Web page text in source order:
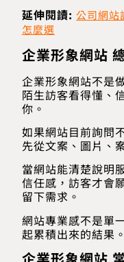
延伸閱讀: 公司網站
怎麼選
企業形象網站
企業形象網站不是
陌生訪客看得懂、
你。
如果網站目前詢問
先從文案、圖片、
當網站能清楚說明
信任感，訪客才會
留下需求。
網站專業感不是單
起累積出來的結果。